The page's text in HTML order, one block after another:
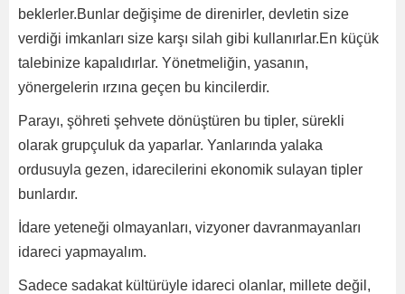
beklerler.Bunlar değişime de direnirler, devletin size
verdiği imkanları size karşı silah gibi kullanırlar.En küçük
talebinize kapalıdırlar. Yönetmeliğin, yasanın,
yönergelerin ırzına geçen bu kincilerdir.
Parayı, şöhreti şehvete dönüştüren bu tipler, sürekli
olarak grupçuluk da yaparlar. Yanlarında yalaka
ordusuyla gezen, idarecilerini ekonomik sulayan tipler
bunlardır.
İdare yeteneği olmayanları, vizyoner davranmayanları
idareci yapmayalım.
Sadece sadakat kültürüyle idareci olanlar, millete değil,